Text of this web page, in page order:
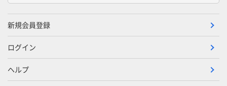
新規会員登録
ログイン
ヘルプ